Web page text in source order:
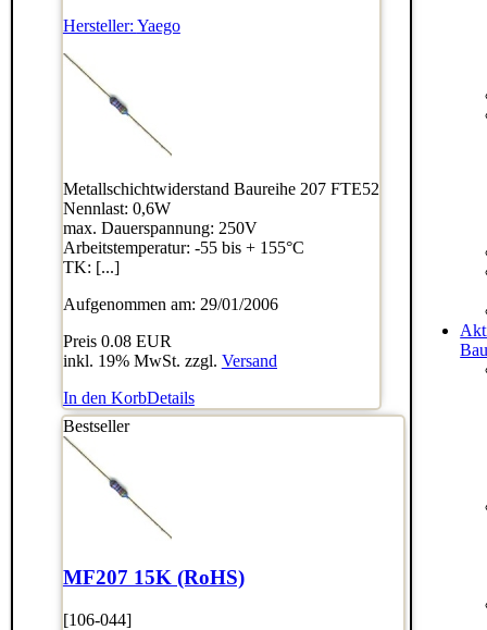
Hersteller: Yaego
Metallschichtwiderstand Baureihe 207 FTE52
Nennlast: 0,6W
max. Dauerspannung: 250V
Arbeitstemperatur: -55 bis + 155°C
TK: [...]
Aufgenommen am: 29/01/2006
Preis 0.08 EUR
inkl. 19% MwSt. zzgl. Versand
In den KorbDetails
Bestseller
MF207 15K (RoHS)
[106-044]